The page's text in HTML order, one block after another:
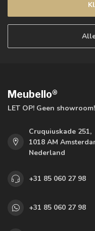
Meubello®
LET OP! Geen showroom!
Cruquiuskade 251,
1018 AM
Nederland
+31 85 060 27 98
+31 85 060 27 98